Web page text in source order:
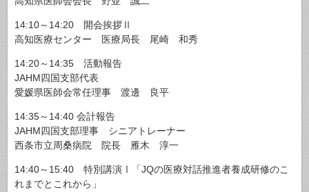
14:10～14:20 開会挨拶Ⅱ
高知医療センター 医療局長 尾崎 和秀
14:20～14:35 活動報告
JAHM四国支部代表
愛媛県医師会常任理事 渡邊 良平
14:35～14:40 会計報告
JAHM四国支部理事 シニアトレーナー
西条市立周桑病院 院長 雁木 淳一
14:40～15:40 特別講演Ⅰ「JQの医療対話推進者養成研修のこ
れまでとこれから」